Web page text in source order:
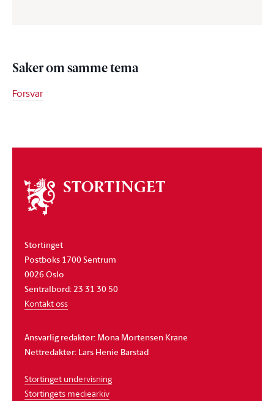
Saker om samme tema
Forsvar
Om
stortinget
Stortinget
Postboks 1700 Sentrum
0026 Oslo
Sentralbord: 23 31 30 50
Kontakt oss
Ansvarlig redaktør: Mona Mortensen Krane
Nettredaktør: Lars Henie Barstad
Stortinget undervisning
Stortingets mediearkiv